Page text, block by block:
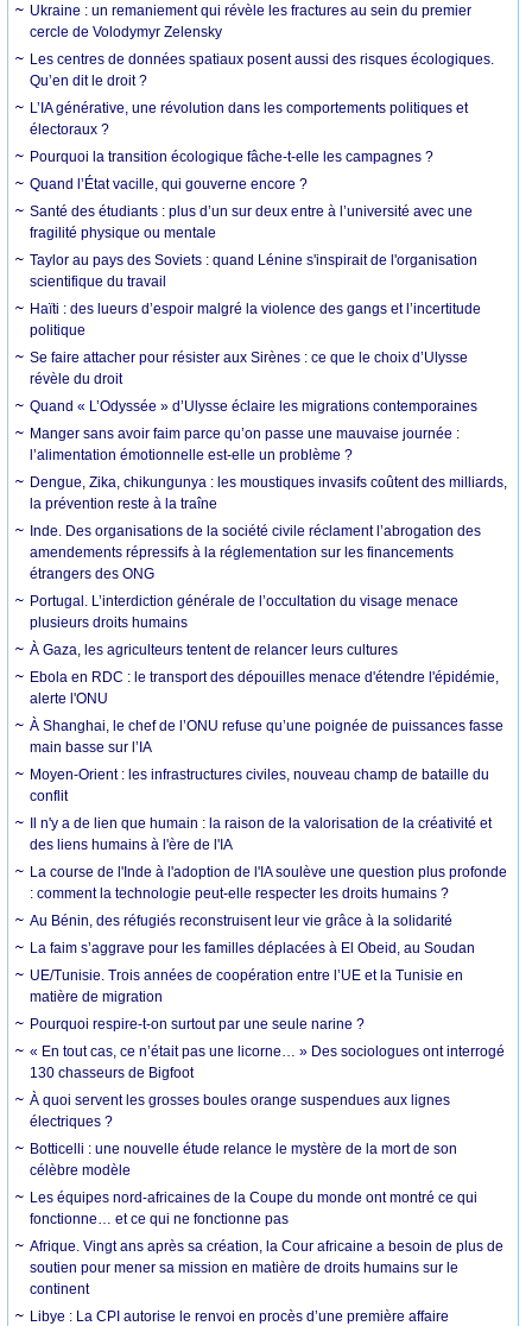
Ukraine : un remaniement qui révèle les fractures au sein du premier
cercle de Volodymyr Zelensky
Les centres de données spatiaux posent aussi des risques écologiques.
Qu’en dit le droit ?
L’IA générative, une révolution dans les comportements politiques et
électoraux ?
Pourquoi la transition écologique fâche-t-elle les campagnes ?
Quand l’État vacille, qui gouverne encore ?
Santé des étudiants : plus d’un sur deux entre à l’université avec une
fragilité physique ou mentale
Taylor au pays des Soviets : quand Lénine s'inspirait de l'organisation
scientifique du travail
Haïti : des lueurs d’espoir malgré la violence des gangs et l’incertitude
politique
Se faire attacher pour résister aux Sirènes : ce que le choix d’Ulysse
révèle du droit
Quand « L’Odyssée » d’Ulysse éclaire les migrations contemporaines
Manger sans avoir faim parce qu’on passe une mauvaise journée :
l’alimentation émotionnelle est-elle un problème ?
Dengue, Zika, chikungunya : les moustiques invasifs coûtent des milliards,
la prévention reste à la traîne
Inde. Des organisations de la société civile réclament l’abrogation des
amendements répressifs à la réglementation sur les financements
étrangers des ONG
Portugal. L’interdiction générale de l’occultation du visage menace
plusieurs droits humains
À Gaza, les agriculteurs tentent de relancer leurs cultures
Ebola en RDC : le transport des dépouilles menace d'étendre l'épidémie,
alerte l'ONU
À Shanghai, le chef de l’ONU refuse qu’une poignée de puissances fasse
main basse sur l’IA
Moyen-Orient : les infrastructures civiles, nouveau champ de bataille du
conflit
Il n'y a de lien que humain : la raison de la valorisation de la créativité et
des liens humains à l'ère de l'IA
La course de l'Inde à l'adoption de l'IA soulève une question plus profonde
: comment la technologie peut-elle respecter les droits humains ?
Au Bénin, des réfugiés reconstruisent leur vie grâce à la solidarité
La faim s’aggrave pour les familles déplacées à El Obeid, au Soudan
UE/Tunisie. Trois années de coopération entre l’UE et la Tunisie en
matière de migration
Pourquoi respire-t-on surtout par une seule narine ?
« En tout cas, ce n’était pas une licorne… » Des sociologues ont interrogé
130 chasseurs de Bigfoot
À quoi servent les grosses boules orange suspendues aux lignes
électriques ?
Botticelli : une nouvelle étude relance le mystère de la mort de son
célèbre modèle
Les équipes nord-africaines de la Coupe du monde ont montré ce qui
fonctionne… et ce qui ne fonctionne pas
Afrique. Vingt ans après sa création, la Cour africaine a besoin de plus de
soutien pour mener sa mission en matière de droits humains sur le
continent
Libye : La CPI autorise le renvoi en procès d’une première affaire